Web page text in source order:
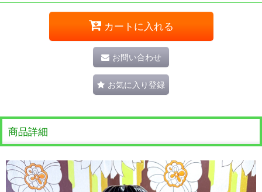
カートに入れる
お問い合わせ
お気に入り登録
商品詳細